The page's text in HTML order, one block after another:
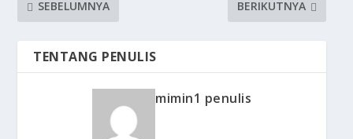
SEBELUMNYA
BERIKUTNYA
TENTANG PENULIS
mimin1 penulis